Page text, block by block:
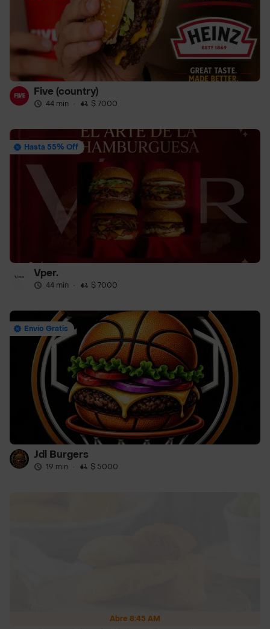
Five (country)
44 min · $ 7000
Hasta 55% Off
Vper.
44 min · $ 7000
Envío Gratis
Jdl Burgers
19 min · $ 5000
Abre 8:45 AM